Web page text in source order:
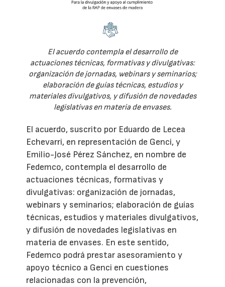
El acuerdo contempla el desarrollo de
actuaciones técnicas, formativas y divulgativas:
organización de jornadas, webinars y seminarios;
elaboración de guías técnicas, estudios y
materiales divulgativos, y difusión de novedades
legislativas en materia de envases.
El acuerdo, suscrito por Eduardo de Lecea
Echevarri, en representación de Genci, y
Emilio-José Pérez Sánchez, en nombre de
Fedemco, contempla el desarrollo de
actuaciones técnicas, formativas y
divulgativas: organización de jornadas,
webinars y seminarios; elaboración de guías
técnicas, estudios y materiales divulgativos,
y difusión de novedades legislativas en
materia de envases. En este sentido,
Fedemco podrá prestar asesoramiento y
apoyo técnico a Genci en cuestiones
relacionadas con la prevención,